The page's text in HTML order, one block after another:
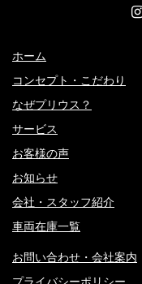
ホーム
コンセプト・こだわり
なぜプリウス？
サービス
お客様の声
お知らせ
会社・スタッフ紹介
車両在庫一覧
お問い合わせ・会社案内